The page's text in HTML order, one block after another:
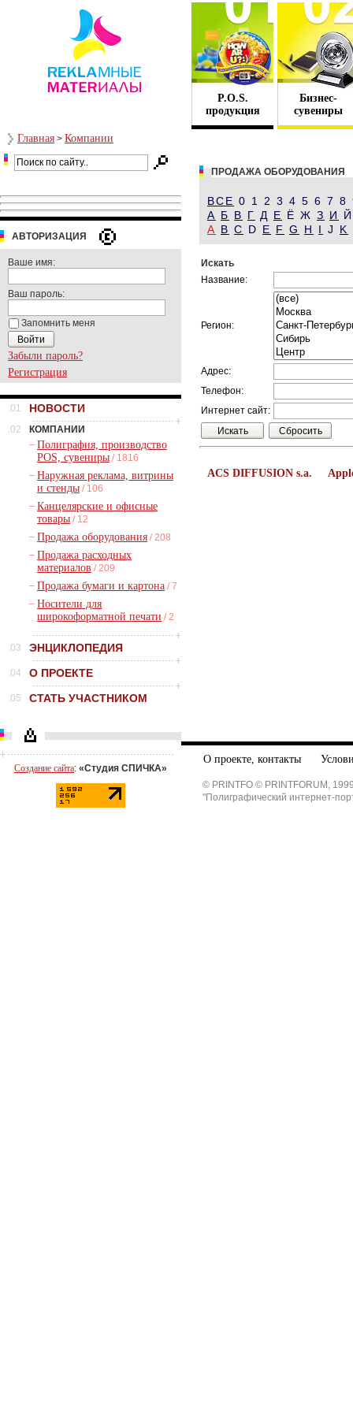
P.O.S.
продукция
Бизнес-
сувениры
Главная > Компании
АВТОРИЗАЦИЯ
Ваше имя:
Ваш пароль:
Запомнить меня
Забыли пароль?
Регистрация
.01 НОВОСТИ
.02
КОМПАНИИ
– Полиграфия, производство
POS, сувениры / 1816
– Наружная реклама, витрины
и стенды / 106
– Канцелярские и офисные
товары / 12
– Продажа оборудования / 208
– Продажа расходных
материалов / 209
– Продажа бумаги и картона / 7
– Носители для
широкоформатной печати / 2
.03 ЭНЦИКЛОПЕДИЯ
.04 О ПРОЕКТЕ
.05 СТАТЬ УЧАСТНИКОМ
Создание сайта: «Студия СПИЧКА»
ПРОДАЖА ОБОРУДОВАНИЯ
ВСЕ 0 1 2 3 4 5 6 7
А Б В Г Д Е Ё Ж З И
A B C D E F G H I J K
Искать
Название:
Регион:
Адрес:
Телефон:
Интернет сайт:
ACS DIFFUSION s.a.
О проекте, контакты
© PRINTFO © PRINTFORUM,
"Полиграфический интернет-